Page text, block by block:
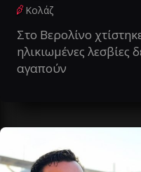
Κολάζ
Στο Βερολίνο
ηλικιωμένες
αγαπούν